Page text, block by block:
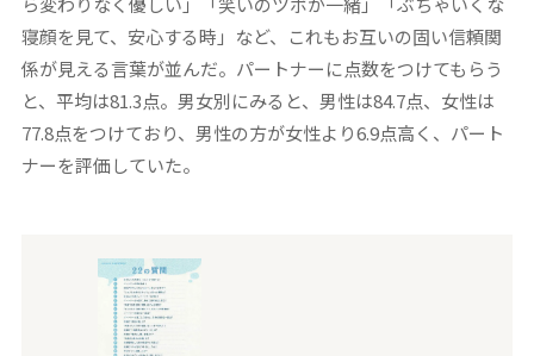
寝顔を見て、安心する時」など、これもお互いの固い信頼関
係が見える言葉が並んだ。パートナーに点数をつけてもらう
と、平均は81.3点。男女別にみると、男性は84.7点、女性は
77.8点をつけており、男性の方が女性より6.9点高く、パート
ナーを評価していた。